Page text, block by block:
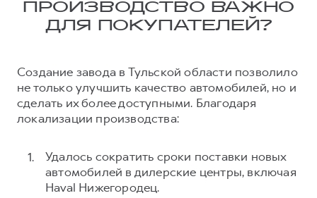
ПРОИЗВОДСТВО ВАЖНО
ДЛЯ ПОКУПАТЕЛЕЙ?
Создание завода в Тульской области позволило
не только улучшить качество автомобилей, но и
сделать их более доступными. Благодаря
локализации производства:
Удалось сократить сроки поставки новых
автомобилей в дилерские центры, включая
Haval Нижегородец.